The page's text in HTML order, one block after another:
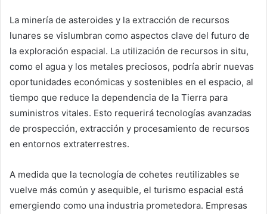
La minería de asteroides y la extracción de recursos
lunares se vislumbran como aspectos clave del futuro de
la exploración espacial. La utilización de recursos in situ,
como el agua y los metales preciosos, podría abrir nuevas
oportunidades económicas y sostenibles en el espacio, al
tiempo que reduce la dependencia de la Tierra para
suministros vitales. Esto requerirá tecnologías avanzadas
de prospección, extracción y procesamiento de recursos
en entornos extraterrestres.
A medida que la tecnología de cohetes reutilizables se
vuelve más común y asequible, el turismo espacial está
emergiendo como una industria prometedora. Empresas